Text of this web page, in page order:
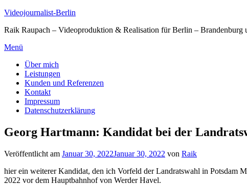
Zum
springen
Videojournalist-Berlin
Raik Raupach – Videoproduktion & Realisation für Berlin – Brandenburg
Menü
Über mich
Leistungen
Kunden und Referenzen
Kontakt
Impressum
Datenschutzerklärung
Georg Hartmann: Kandidat bei der
Veröffentlicht am Januar 30, 2022Januar 30, 2022 von Raik
hier ein weiterer Kandidat, den ich Vorfeld der Landratswahl in Potsdam
2022 vor dem Hauptbahnhof von Werder Havel.